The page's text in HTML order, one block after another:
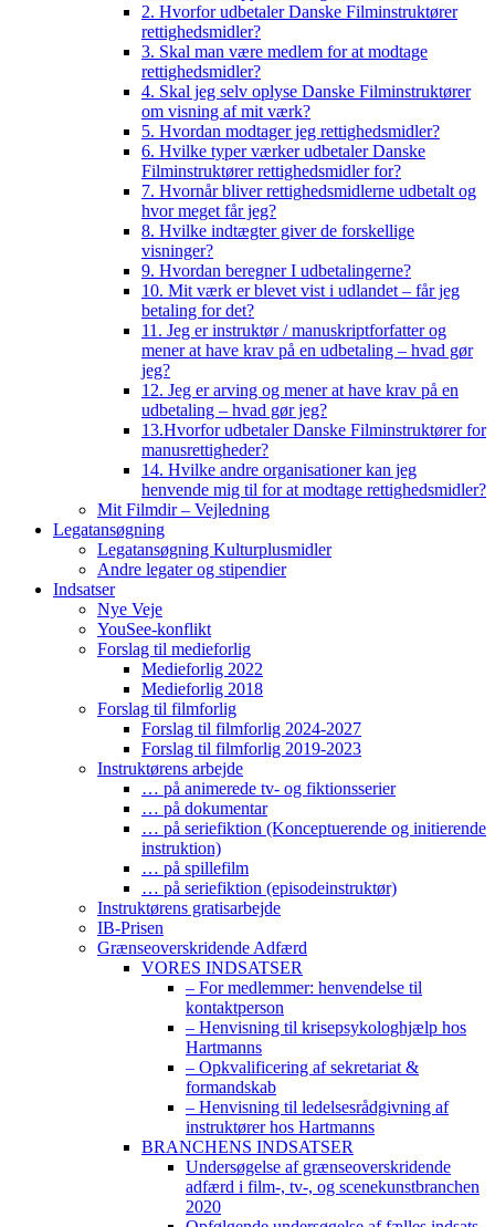
2. Hvorfor udbetaler Danske Filminstruktører
rettighedsmidler?
3. Skal man være medlem for at modtage
rettighedsmidler?
4. Skal jeg selv oplyse Danske Filminstruktører
om visning af mit værk?
5. Hvordan modtager jeg rettighedsmidler?
6. Hvilke typer værker udbetaler Danske
Filminstruktører rettighedsmidler for?
7. Hvornår bliver rettighedsmidlerne udbetalt og
hvor meget får jeg?
8. Hvilke indtægter giver de forskellige
visninger?
9. Hvordan beregner I udbetalingerne?
10. Mit værk er blevet vist i udlandet – får jeg
betaling for det?
11. Jeg er instruktør / manuskriptforfatter og
mener at have krav på en udbetaling – hvad gør
jeg?
12. Jeg er arving og mener at have krav på en
udbetaling – hvad gør jeg?
13.Hvorfor udbetaler Danske Filminstruktører for
manusrettigheder?
14. Hvilke andre organisationer kan jeg
henvende mig til for at modtage rettighedsmidler?
Mit Filmdir – Vejledning
Legatansøgning
Legatansøgning Kulturplusmidler
Andre legater og stipendier
Indsatser
Nye Veje
YouSee-konflikt
Forslag til medieforlig
Medieforlig 2022
Medieforlig 2018
Forslag til filmforlig
Forslag til filmforlig 2024-2027
Forslag til filmforlig 2019-2023
Instruktørens arbejde
… på animerede tv- og fiktionsserier
… på dokumentar
… på seriefiktion (Konceptuerende og initierende
instruktion)
… på spillefilm
… på seriefiktion (episodeinstruktør)
Instruktørens gratisarbejde
IB-Prisen
Grænseoverskridende Adfærd
VORES INDSATSER
– For medlemmer: henvendelse til
kontaktperson
– Henvisning til krisepsykologhjælp hos
Hartmanns
– Opkvalificering af sekretariat &
formandskab
– Henvisning til ledelsesrådgivning af
instruktører hos Hartmanns
BRANCHENS INDSATSER
Undersøgelse af grænseoverskridende
adfærd i film-, tv-, og scenekunstbranchen
2020